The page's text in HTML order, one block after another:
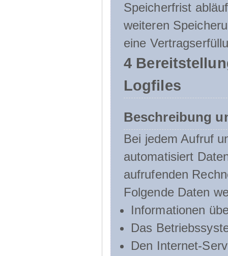
Speicherfrist
weiteren
eine
4
Logfiles
Beschreibung
Bei jedem Aufruf
automatisiert
aufrufenden
Folgende Daten
Informationen
Das
Den Internet-